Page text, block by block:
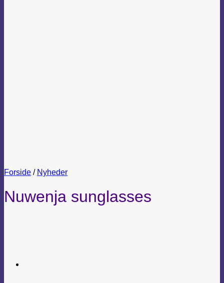
Forside / Nyheder
Nuwenja sunglasses